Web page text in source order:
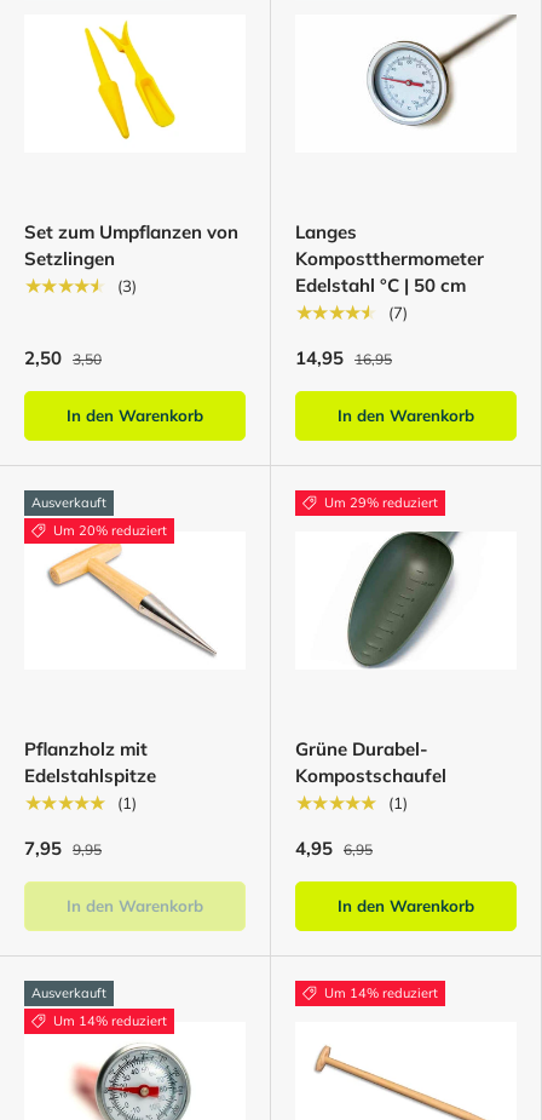
Set zum Umpflanzen von
Setzlingen
★★★★★
(3)
2,50 3,50
In den Warenkorb
Langes
Kompostthermometer
Edelstahl °C | 50 cm
★★★★★
(7)
14,95 16,95
In den Warenkorb
Ausverkauft
Um 20% reduziert
Pflanzholz mit
Edelstahlspitze
★★★★★
(1)
7,95 9,95
In den Warenkorb
Um 29% reduziert
Grüne Durabel-
Kompostschaufel
★★★★★
(1)
4,95 6,95
In den Warenkorb
Ausverkauft
Um 14% reduziert
Um 14% reduziert